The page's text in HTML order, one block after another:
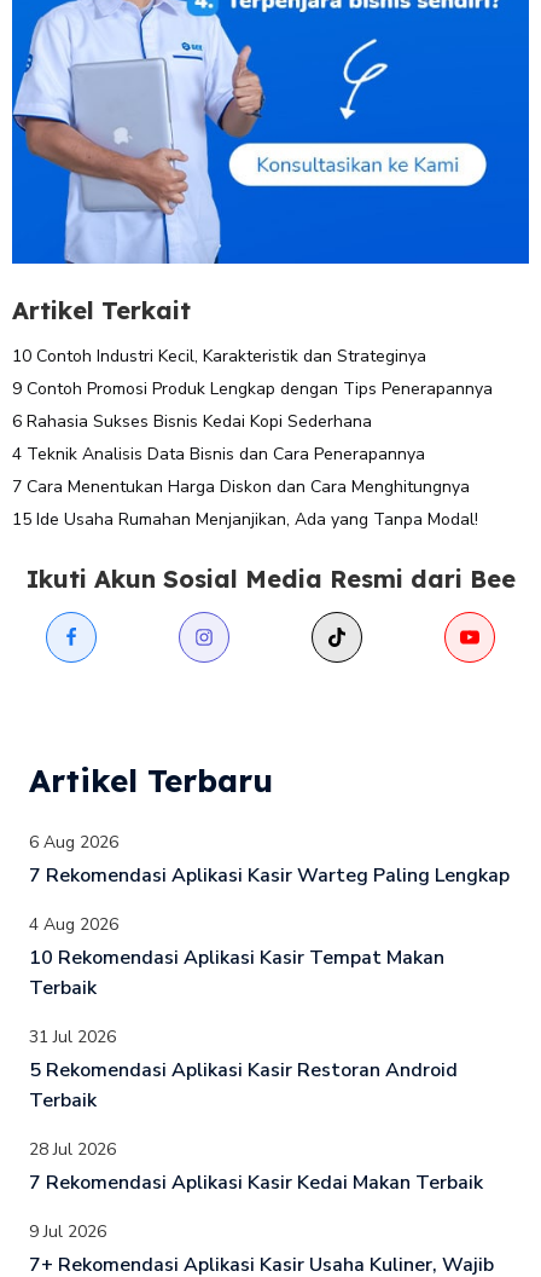
Artikel Terkait
10 Contoh Industri Kecil, Karakteristik dan Strateginya
9 Contoh Promosi Produk Lengkap dengan Tips Penerapannya
6 Rahasia Sukses Bisnis Kedai Kopi Sederhana
4 Teknik Analisis Data Bisnis dan Cara Penerapannya
7 Cara Menentukan Harga Diskon dan Cara Menghitungnya
15 Ide Usaha Rumahan Menjanjikan, Ada yang Tanpa Modal!
Ikuti Akun Sosial Media Resmi dari Bee
Artikel Terbaru
6 Aug 2026
7 Rekomendasi Aplikasi Kasir Warteg Paling Lengkap
4 Aug 2026
10 Rekomendasi Aplikasi Kasir Tempat Makan
Terbaik
31 Jul 2026
5 Rekomendasi Aplikasi Kasir Restoran Android
Terbaik
28 Jul 2026
7 Rekomendasi Aplikasi Kasir Kedai Makan Terbaik
9 Jul 2026
7+ Rekomendasi Aplikasi Kasir Usaha Kuliner, Wajib